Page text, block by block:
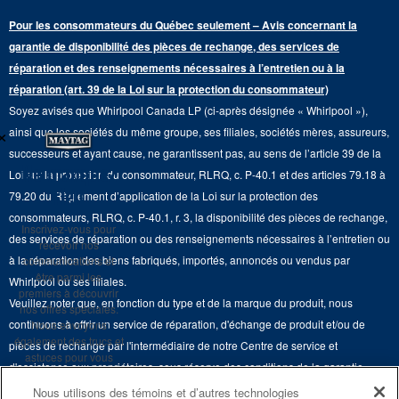
Programmes de service prolongé
Pièces de rechange
Aide sur les produits
Suivre ma commande
Services de livraison et d'installation
Retours et échanges
Accessibilité
Services d'abonnement
Résidents du Québec
Piédestaux de lessive
Qualité Commerciale
Duos de Lessive
Cuisinières
Fours muraux
Hottes
Fours à micro-ondes
Communiquez avec nous
Monsieur Maytag
Carrières
Whirlpool et Corporation
Whirlpool au Canada
Pour les consommateurs du Québec seulement – Avis concernant la
garantie de disponibilité des pièces de rechange, des services de
réparation et des renseignements nécessaires à l’entretien ou à la
réparation (art. 39 de la Loi sur la protection du consommateur)
Soyez avisés que Whirlpool Canada LP (ci-après désignée « Whirlpool »),
ainsi que les sociétés du même groupe, ses filiales, sociétés mères, assureurs,
successeurs et ayant cause, ne garantissent pas, au sens de l’article 39 de la
Loi sur la protection du consommateur, RLRQ, c. P-40.1 et des articles 79.18 à
79.20 du Règlement d’application de la Loi sur la protection des
consommateurs, RLRQ, c. P-40.1, r. 3, la disponibilité des pièces de rechange,
des services de réparation ou des renseignements nécessaires à l’entretien ou
à la réparation des biens fabriqués, importés, annoncés ou vendus par
Whirlpool ou ses filiales.
Veuillez noter que, en fonction du type et de la marque du produit, nous
continuons à offrir un service de réparation, d'échange de produit et/ou de
pièces de rechange par l'intermédiaire de notre Centre de service et
d'assistance aux propriétaires, sous réserve des conditions de la garantie
limitée du fabricant. Pour plus d'informations, veuillez consulter les sites Web
Ne manquez
rien
Inscrivez-vous pour
recevoir nos
communications et
être parmi les
premiers à découvrir
nos offres spéciales.
Nous envoyons
également des trucs et
astuces pour vous
aider à tirer le meilleur
parti de vos
Nous utilisons des témoins et d’autres technologies